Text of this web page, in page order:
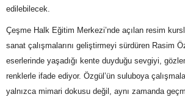
edilebilecek.
Çeşme Halk Eğitim Merkezi’nde açılan resim
sanat çalışmalarını geliştirmeyi sürdüren Rasim
eserlerinde yaşadığı kente duyduğu sevgiyi,
renklerle ifade ediyor. Özgül’ün suluboya
yalnızca mimari dokusu değil, aynı zamanda